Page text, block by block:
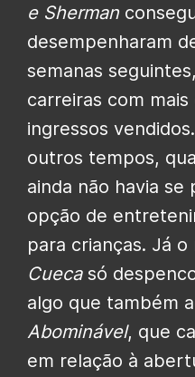
e Sherman
desempenharam
semanas
carreiras com mais
ingressos
outros tempos,
ainda não havia se
opção de
para crianças. Já
Cuecasó
algo que também
Abominável, que
em relação à